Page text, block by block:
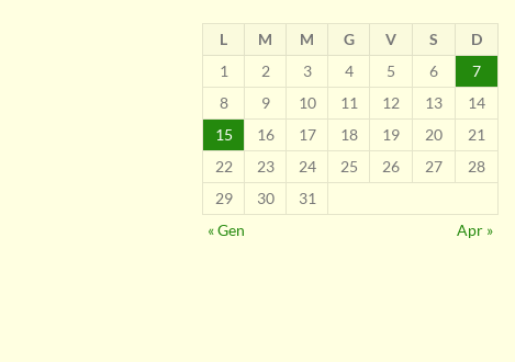
L M M G V S
D
1
2 3 4 5 6
7
8
9 10 11 12 13
14
15
16 17 18 19 20
21
22
23 24 25 26 27
28
29
30
31
« Gen
Apr »